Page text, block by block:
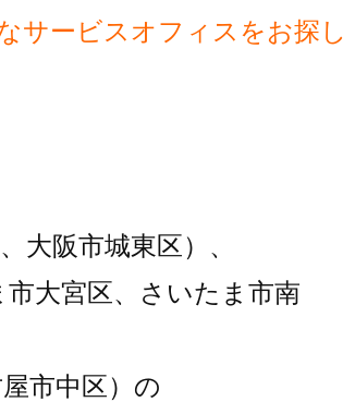
サービスオフィスをお探し
大阪市城東区）、
市大宮区、さいたま市南
屋市中区）の